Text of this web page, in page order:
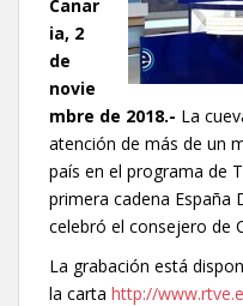
Canar
ia, 2
de
novie
mbre de 2018.- La
atención de más de un
país en el programa de
primera cadena España
celebró el consejero de
La grabación está
la carta http://